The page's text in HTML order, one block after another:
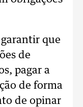
que
de
pagar a
de forma
de opinar